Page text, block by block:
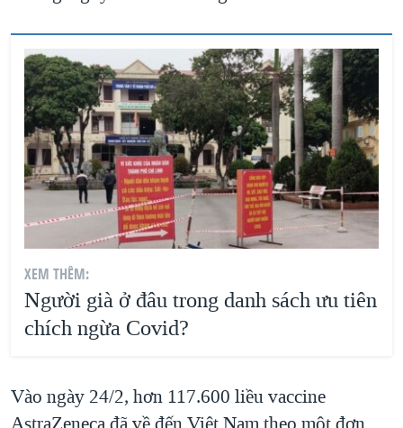
XEM THÊM:
Người già ở đâu trong danh sách ưu tiên
chích ngừa Covid?
Vào ngày 24/2, hơn 117.600 liều vaccine